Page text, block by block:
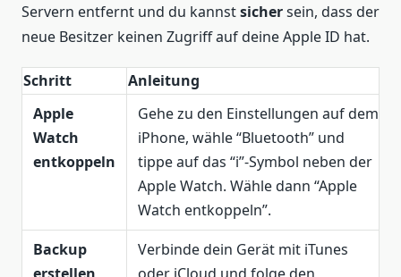
Servern entfernt und du kannstsichersein, dass der
neue Besitzer keinen Zugriff auf deine Apple ID hat.
Schritt
Anleitung
Apple
Watch
entkoppeln
Gehe zu den Einstellungen auf dem
iPhone, wähle “Bluetooth” und
tippe auf das “i”-Symbol neben der
Apple Watch. Wähle dann “Apple
Watch entkoppeln”.
Backup
Verbinde dein Gerät mit iTunes